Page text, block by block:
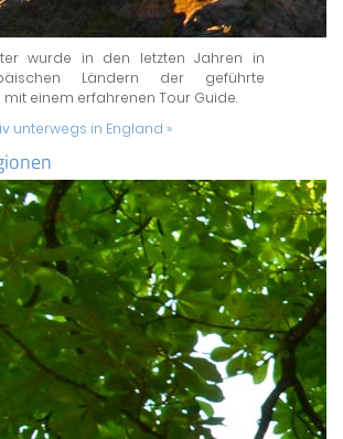
wurde in den letzten Jahren in
Ländern der geführte
einem erfahrenen Tour Guide.
unterwegs in England »